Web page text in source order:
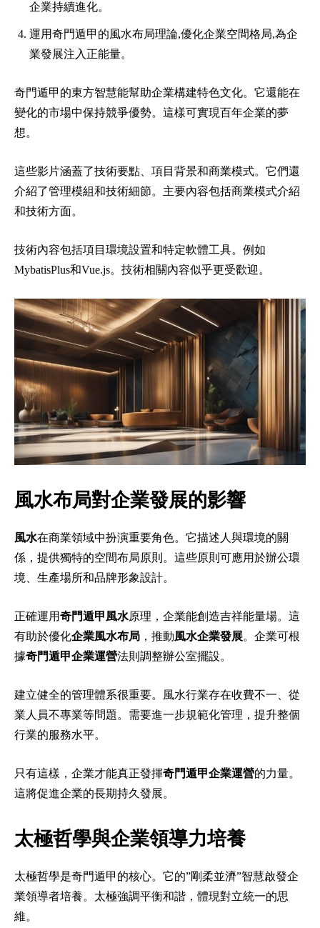
企業持續進化。
運用奇門遁甲的風水布局理論,優化企業空間格局,為企
業發展注入正能量。
奇門遁甲的東方智慧能幫助企業構建特色文化。它還能在
變化的市場中保持競爭優勢。這樣可實現百年企業的夢
想。
這些影片涵蓋了技術要點、項目背景和商業模式。它們還
介紹了管理模組和技術細節。主要內容包括商業模式介紹
和技術方面。
技術內容包括項目環境設置和特定軟體工具。例如
MybatisPlus和Vue.js。技術相關內容似乎更受歡迎。
風水布局對企業發展的影響
風水在商業領域中扮演重要角色。它描述人與環境的關
係，提供獨特的空間布局原則。這些原則可應用於辦公環
境、生產場所和品牌形象設計。
正確運用奇門遁甲風水原理，企業能創造吉祥能量場。這
有助於優化企業風水布局 ，推動風水企業發展。企業可根
據奇門遁甲企業運營法則調整辦公室擺設。
建立健全的管理體系很重要。風水行業存在收費不一、從
業人員不專業等問題。需要進一步規範化管理，提升整個
行業的服務水平。
只有這樣，企業才能真正發揮奇門遁甲企業運營的力量。
這將促進企業的長期持久發展。
太極哲學與企業領導力培養
太極哲學是奇門遁甲的核心。它的”剛柔並濟”智慧啟發企
業領導者培養。太極強調平衡和諧，體現對立統一的思
維。